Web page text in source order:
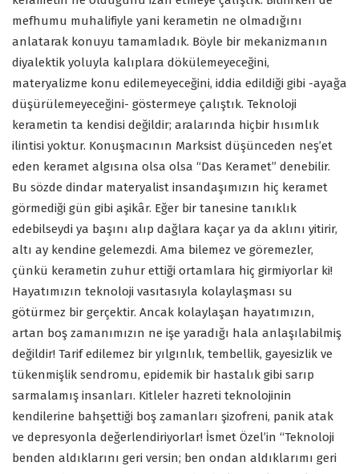
mefhumu muhalifiyle yani kerametin ne olmadığını
anlatarak konuyu tamamladık. Böyle bir mekanizmanın
diyalektik yoluyla kalıplara dökülemeyeceğini,
materyalizme konu edilemeyeceğini, iddia edildiği gibi -ayağa
düşürülemeyeceğini- göstermeye çalıştık. Teknoloji
kerametin ta kendisi değildir; aralarında hiçbir hısımlık
ilintisi yoktur. Konuşmacının Marksist düşünceden neş’et
eden keramet algısına olsa olsa “Das Keramet” denebilir.
Bu sözde dindar materyalist insandaşımızın hiç keramet
görmediği gün gibi aşikâr. Eğer bir tanesine tanıklık
edebilseydi ya başını alıp dağlara kaçar ya da aklını yitirir,
altı ay kendine gelemezdi. Ama bilemez ve göremezler,
çünkü kerametin zuhur ettiği ortamlara hiç girmiyorlar ki!
Hayatımızın teknoloji vasıtasıyla kolaylaşması su
götürmez bir gerçektir. Ancak kolaylaşan hayatımızın,
artan boş zamanımızın ne işe yaradığı hala anlaşılabilmiş
değildir! Tarif edilemez bir yılgınlık, tembellik, gayesizlik ve
tükenmişlik sendromu, epidemik bir hastalık gibi sarıp
sarmalamış insanları. Kitleler hazreti teknolojinin
kendilerine bahşettiği boş zamanları şizofreni, panik atak
ve depresyonla değerlendiriyorlar! İsmet Özel’in “Teknoloji
benden aldıklarını geri versin; ben ondan aldıklarımı geri